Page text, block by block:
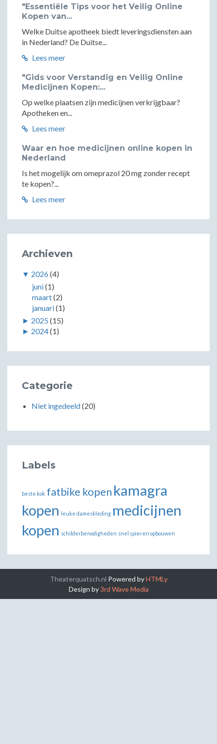
"Essentiële Tips voor het Veilig Online
Kopen van...
Welke Duitse apotheek biedt leveringsdiensten aan
in Nederland? De Duitse...
Lees meer
"Gids voor Verstandig en Veilig Online
Medicijnen Kopen:...
Op welke plaatsen zijn medicijnen verkrijgbaar?
Apotheken en...
Lees meer
Waar en hoe medicijnen online kopen in
Nederland
Is het mogelijk om omeprazol 20 mg zonder recept
te kopen?...
Lees meer
Archieven
▼ 2026(4)
juni(1)
maart(2)
januari(1)
► 2025 (15)
► 2024(1)
Categorie
Niet ingedeeld(20)
Labels
beste kok fatbike kopen kamagra
kopen leuke dameskleding medicijnen
kopen schilderbenodigheden snel spieren opbouwen
Theaterquatsch.nl Powered byHTMLy
Design by3rd Wave Media